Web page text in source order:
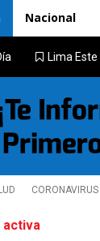
Nacional
Lima Este
CORONAVIRUS
activa